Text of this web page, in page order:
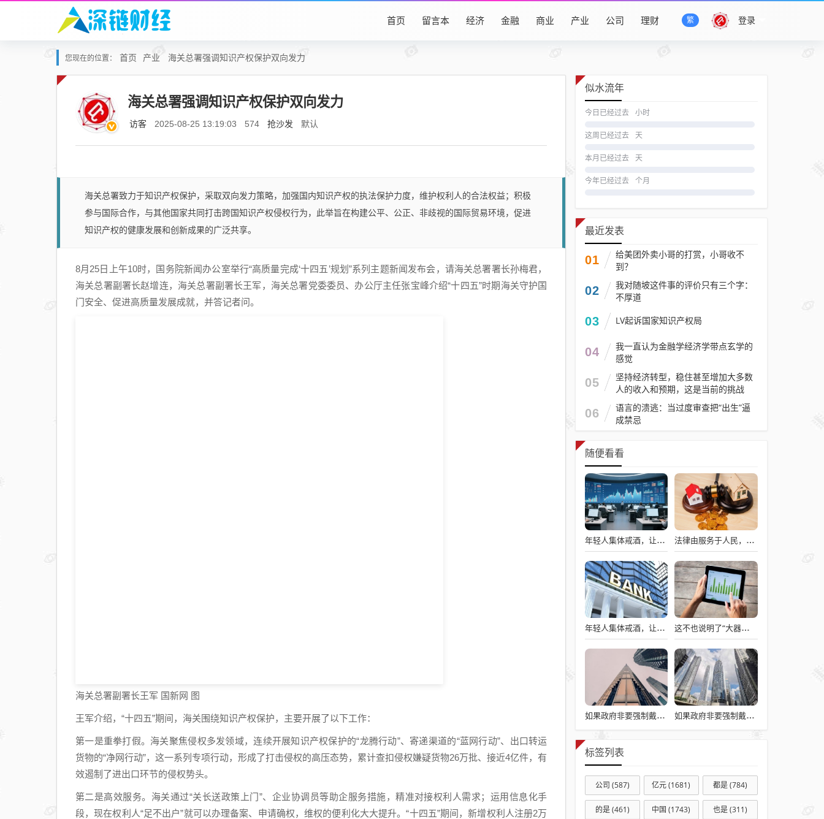
登录
繁
首页 留言本 经济 金融 商业 产业 公司 理财
您现在的位置： 首页 产业 海关总署强调知识产权保护双向发力
海关总署强调知识产权保护双向发力
访客 2025-08-25 13:19:03 574 抢沙发 默认
海关总署致力于知识产权保护，采取双向发力策略，加强国内知识产权的执法保护力度，维护权利人的合法权益；积极
参与国际合作，与其他国家共同打击跨国知识产权侵权行为，此举旨在构建公平、公正、非歧视的国际贸易环境，促进
知识产权的健康发展和创新成果的广泛共享。
8月25日上午10时，国务院新闻办公室举行“高质量完成‘十四五’规划”系列主题新闻发布会，请海关总署署长孙梅君，
海关总署副署长赵增连，海关总署副署长王军，海关总署党委委员、办公厅主任张宝峰介绍“十四五”时期海关守护国
门安全、促进高质量发展成就，并答记者问。
海关总署副署长王军 国新网 图
王军介绍，“十四五”期间，海关围绕知识产权保护，主要开展了以下工作：
第一是重拳打假。海关聚焦侵权多发领域，连续开展知识产权保护的“龙腾行动”、寄递渠道的“蓝网行动”、出口转运
货物的“净网行动”，这一系列专项行动，形成了打击侵权的高压态势，累计查扣侵权嫌疑货物26万批、接近4亿件，有
效遏制了进出口环节的侵权势头。
第二是高效服务。海关通过“关长送政策上门”、企业协调员等助企服务措施，精准对接权利人需求；运用信息化手
段，现在权利人“足不出户”就可以办理备案、申请确权，维权的便利化大大提升。“十四五”期间，新增权利人注册2万
似水流年
今日已经过去 小时
这周已经过去 天
本月已经过去 天
今年已经过去 个月
最近发表
01
给美团外卖小哥的打赏，小哥收不
到？
02
我对随坡这件事的评价只有三个字：
不厚道
03 LV起诉国家知识产权局
04
我一直认为金融学经济学带点玄学的
感觉
05
坚持经济转型，稳住甚至增加大多数
人的收入和预期，这是当前的挑战
06
语言的溃逃：当过度审查把“出生”逼
成禁忌
随便看看
年轻人集体戒酒，让“老登”酒企的天快塌了 法律由服务于人民，变成了服务于法学届
年轻人集体戒酒，让“老登”酒企的天快塌了 这不也说明了“大器晚成”是小概率事件吗？
如果政府非要强制戴头盔，就得先让电动自行车有个放头盔的地方 如果政府非要强制戴头盔，就得先让电动自行车有个放头盔的地方
标签列表
公司 (587) 亿元(1681) 都是(784)
的是(461) 中国 (1743) 也是(311)